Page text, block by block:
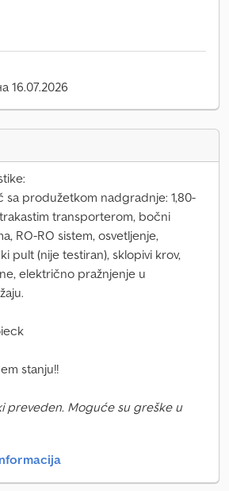
16.07.2026
sa produžetkom nadgradnje: 1,80-
transporterom, bočni
RO-RO sistem, osvetljenje,
pult (nije testiran), sklopivi krov,
električno pražnjenje u
stanju!!
preveden. Moguće su greške u